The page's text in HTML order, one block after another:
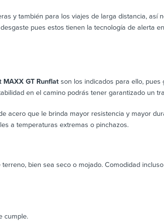
y también para los viajes de larga distancia, así
pues estos tienen la tecnología de alerta
MAXX GT Runflatson los indicados para ello, pues
en el camino podrás tener garantizado un
acero que le brinda mayor resistencia y mayor
a temperaturas extremas o pinchazos.
bien sea seco o mojado. Comodidad
cumple.